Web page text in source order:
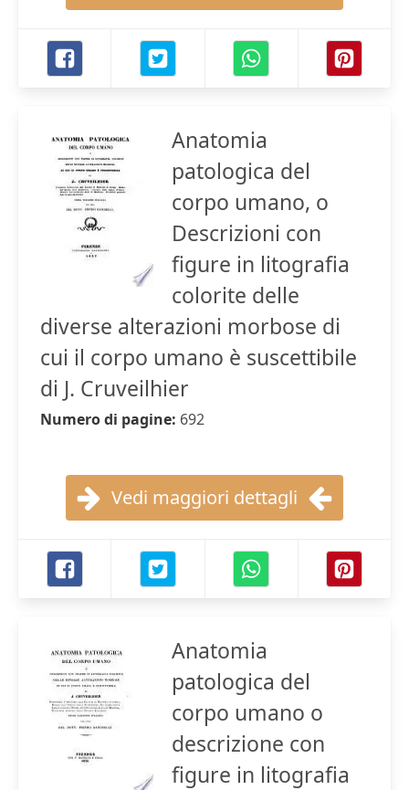
Anatomia
patologica del
corpo umano, o
Descrizioni con
figure in litografia
colorite delle
diverse alterazioni morbose di
cui il corpo umano è suscettibile
di J. Cruveilhier
Numero di pagine: 692
Vedi maggiori dettagli
Anatomia
patologica del
corpo umano o
descrizione con
figure in litografia